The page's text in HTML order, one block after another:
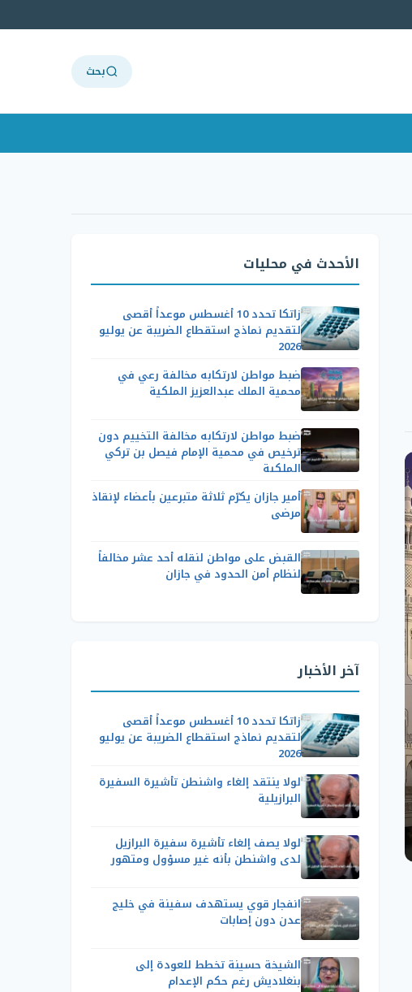
بحث
الأحدث في محليات
زاتكا تحدد 10 أغسطس موعداً أقصى
لتقديم نماذج استقطاع الضريبة عن يوليو
2026
ضبط مواطن لارتكابه مخالفة رعي في
محمية الملك عبدالعزيز الملكية
ضبط مواطن لارتكابه مخالفة التخييم دون
ترخيص في محمية الإمام فيصل بن تركي
الملكية
أمير جازان يكرّم ثلاثة متبرعين بأعضاء لإنقاذ
مرضى
القبض على مواطن لنقله أحد عشر مخالفاً
لنظام أمن الحدود في جازان
آخر الأخبار
زاتكا تحدد 10 أغسطس موعداً أقصى
لتقديم نماذج استقطاع الضريبة عن يوليو
2026
لولا ينتقد إلغاء واشنطن تأشيرة السفيرة
البرازيلية
لولا يصف إلغاء تأشيرة سفيرة البرازيل
لدى واشنطن بأنه غير مسؤول ومتهور
انفجار قوي يستهدف سفينة في خليج
عدن دون إصابات
الشيخة حسينة تخطط للعودة إلى
بنغلاديش رغم حكم الإعدام